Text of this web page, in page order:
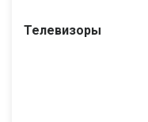
Телевизоры